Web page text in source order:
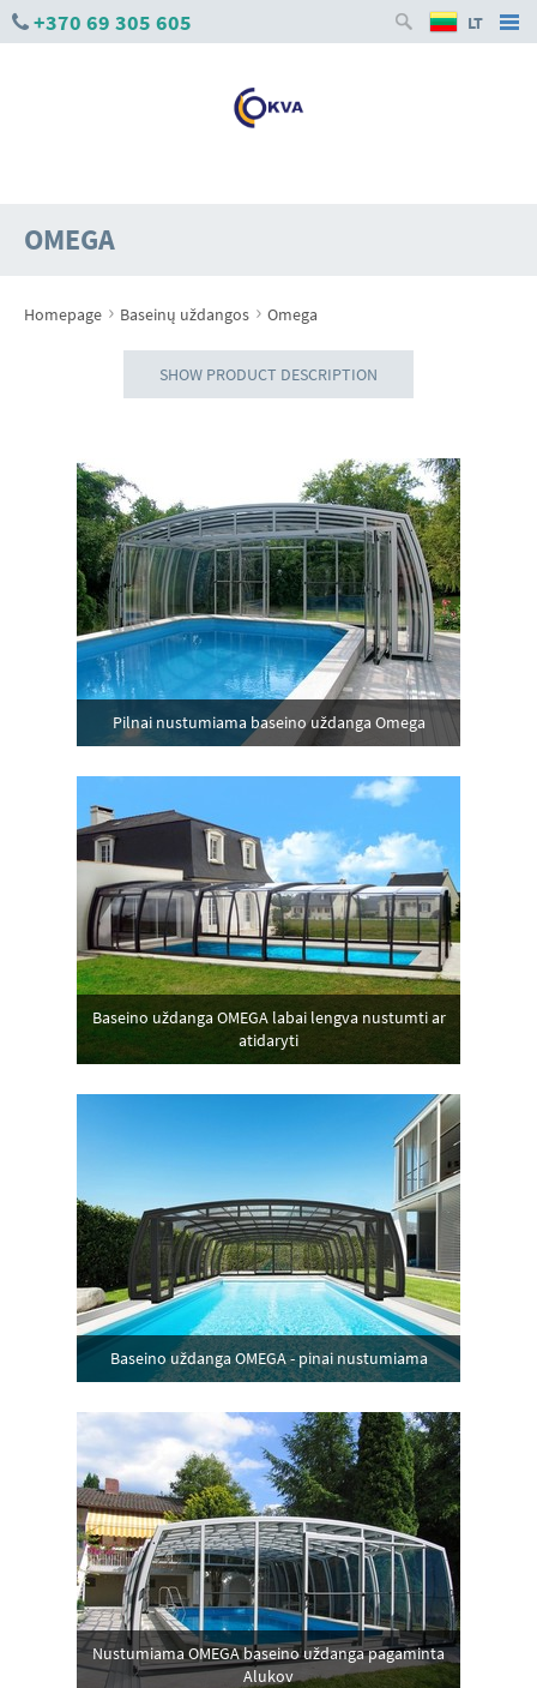
+370 69 305 605 LT
OMEGA
Homepage › Baseinų uždangos › Omega
SHOW PRODUCT DESCRIPTION
Pilnai nustumiama baseino uždanga Omega
Baseino uždanga OMEGA labai lengva nustumti ar
atidaryti
Baseino uždanga OMEGA - pinai nustumiama
Nustumiama OMEGA baseino uždanga pagaminta
Alukov